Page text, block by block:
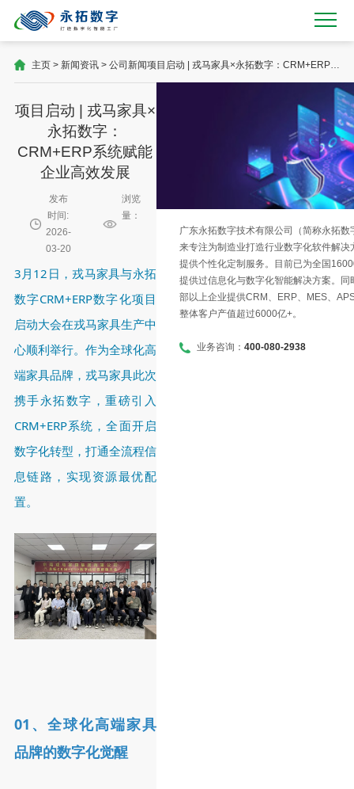
主页> 新闻资讯> 公司新闻项目启动 | 戎马家具×永拓数字：CRM+ERP系
统赋能企业高效发展
项目启动 | 戎马家具×
永拓数字：
CRM+ERP系统赋能
企业高效发展
发布
时间:
2026-
03-20
浏览
量：
3月12日，戎马家具与永拓
数字CRM+ERP数字化项目
启动大会在戎马家具生产中
心顺利举行。作为全球化高
端家具品牌，戎马家具此次
携手永拓数字，重磅引入
CRM+ERP系统，全面开启
数字化转型，打通全流程信
息链路，实现资源最优配
置。
01、
全球化高端家具
品牌的数字化觉醒
广东永拓数字技术有限公司（简称永拓
来专注为制造业打造行业数字化软件解决
提供个性化定制服务。目前已为全国
提供过信息化与数字化智能解决方案。
部以上企业提供CRM、ERP、MES、
整体客户产值超过6000亿+。
业务咨询： 400-080-2938